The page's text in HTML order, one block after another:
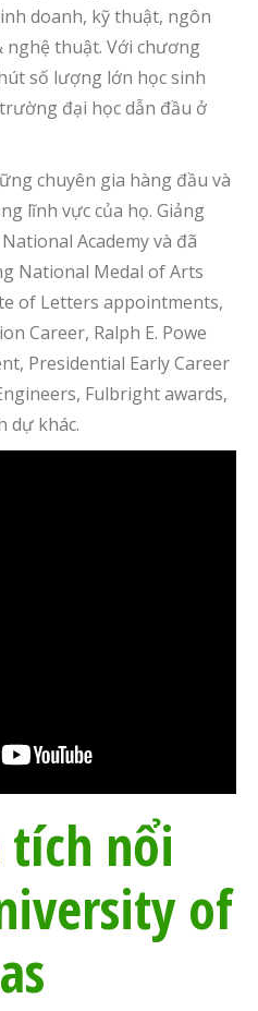
doanh, kỹ thuật, ngôn
nghệ thuật. Với chương
số lượng lớn học sinh
đại học dẫn đầu ở
chuyên gia hàng đầu và
lĩnh vực của họ. Giảng
Academy và đã
National Medal of Arts
of Letters appointments,
Career, Ralph E. Powe
Presidential Early Career
Fulbright awards,
dự khác.
tích nổi
of